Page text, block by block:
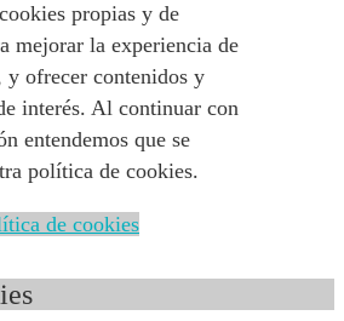
propias y de
mejorar la experiencia de
y ofrecer contenidos y
interés. Al continuar con
entendemos que se
política de cookies.
de cookies